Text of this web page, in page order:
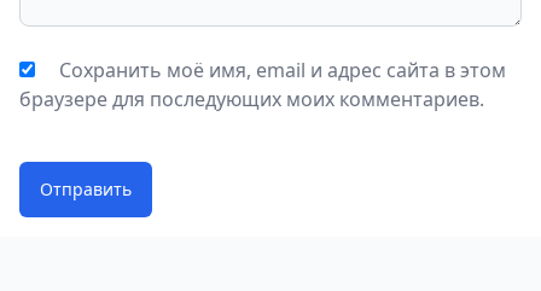
Сохранить моё имя, email и адрес сайта в этом
браузере для последующих моих комментариев.
Отправить